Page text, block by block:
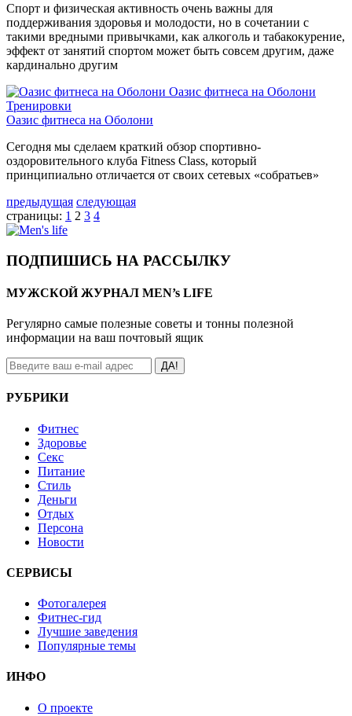
Спорт и физическая активность очень важны для
поддерживания здоровья и молодости, но в сочетании с
такими вредными привычками, как алкоголь и табакокурение,
эффект от занятий спортом может быть совсем другим, даже
кардинально другим
Оазис фитнеса на Оболони
Тренировки
Оазис фитнеса на Оболони
Сегодня мы сделаем краткий обзор спортивно-
оздоровительного клуба Fitness Class, который
принципиально отличается от своих сетевых «собратьев»
предыдущая следующая
страницы: 1 2 3 4
ПОДПИШИСЬ НА РАССЫЛКУ
МУЖСКОЙ ЖУРНАЛ MEN’s LIFE
Регулярно самые полезные советы и тонны полезной
информации на ваш почтовый ящик
ДА!
РУБРИКИ
Фитнес
Здоровье
Секс
Питание
Стиль
Деньги
Отдых
Персона
Новости
СЕРВИСЫ
Фотогалерея
Фитнес-гид
Лучшие заведения
Популярные темы
ИНФО
О проекте